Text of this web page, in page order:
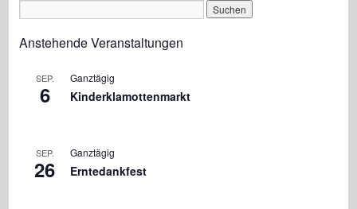
Anstehende Veranstaltungen
SEP.
6
Ganztägig
Kinderklamottenmarkt
SEP.
26
Ganztägig
Erntedankfest